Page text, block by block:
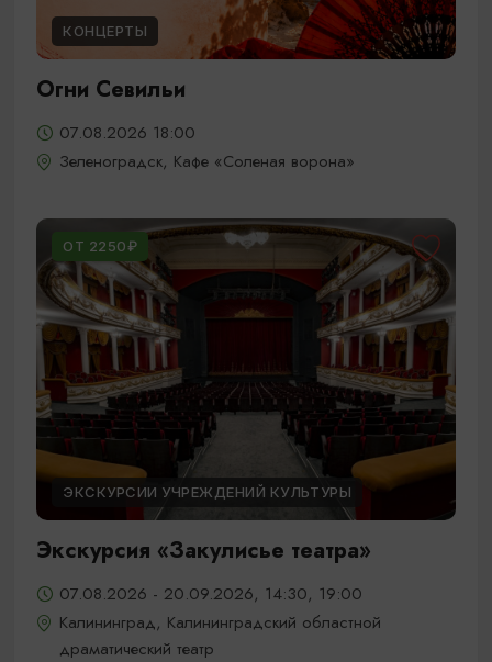
КОНЦЕРТЫ
Огни Севильи
07.08.2026 18:00
Зеленоградск, Кафе «Соленая ворона»
ОТ 2250₽
ЭКСКУРСИИ УЧРЕЖДЕНИЙ КУЛЬТУРЫ
Экскурсия «Закулисье театра»
07.08.2026 - 20.09.2026, 14:30, 19:00
Калининград, Калининградский областной
драматический театр